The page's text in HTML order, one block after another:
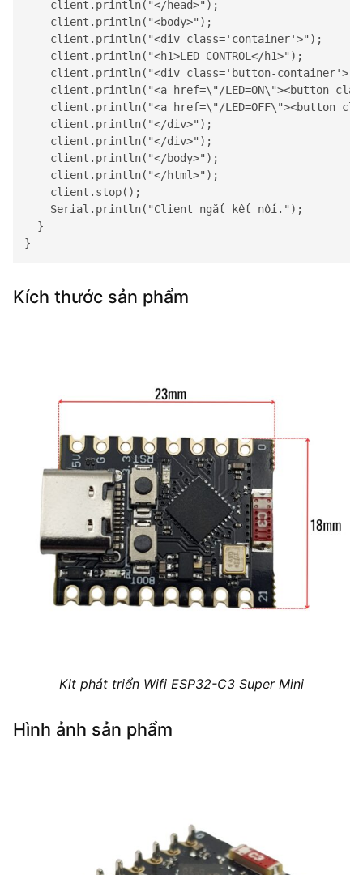
    client.println("</head>");
    client.println("<body>");
    client.println("<div class='container'>");
    client.println("<h1>LED CONTROL</h1>");
client.println("<div class='button-
client.println("<a href=\"/LED=ON\"><button
client.println("<a href=\"/LED=OFF\"><button
    client.println("</div>");
    client.println("</div>");
    client.println("</body>");
    client.println("</html>");
    client.stop();
    Serial.println("Client ngắt kết nối.");
  }
}
Kích thước sản phẩm
Kit phát triển Wifi ESP32-C3 Super Mini
Hình ảnh sản phẩm